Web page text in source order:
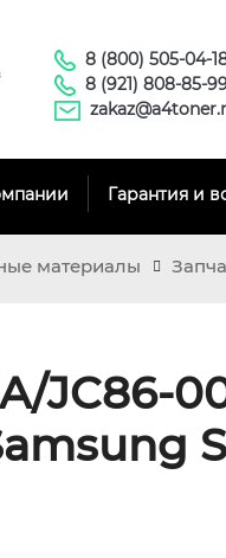
8 (800) 505-04-
8 (921) 808-85-
Гарантия и
материалы
JC86-